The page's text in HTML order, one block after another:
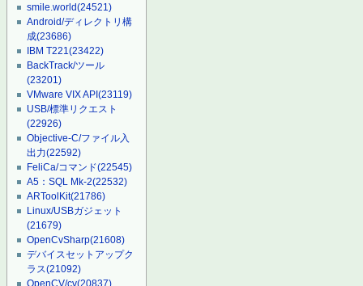
smile.world(24521)
Android/ディレクトリ構
成(23686)
IBM T221(23422)
BackTrack/ツール
(23201)
VMware VIX API(23119)
USB/標準リクエスト
(22926)
Objective-C/ファイル入
出力(22592)
FeliCa/コマンド(22545)
A5：SQL Mk-2(22532)
ARToolKit(21786)
Linux/USBガジェット
(21679)
OpenCvSharp(21608)
デバイスセットアップク
ラス(21092)
OpenCV/cv(20837)